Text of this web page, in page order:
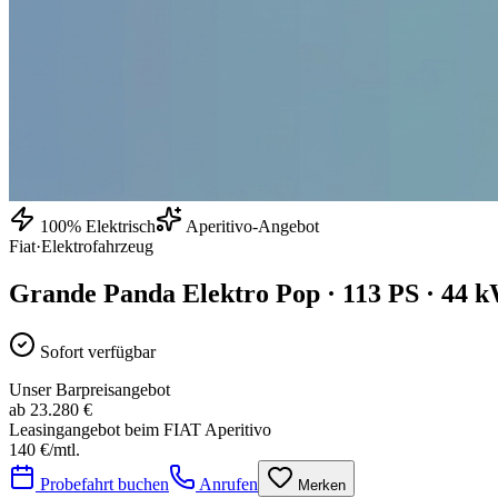
100% Elektrisch
Aperitivo-Angebot
Fiat·Elektrofahrzeug
Grande Panda Elektro Pop · 113 PS · 44
Sofort verfügbar
Unser Barpreisangebot
ab 23.280 €
Leasingangebot beim FIAT Aperitivo
140 €/mtl.
Probefahrt buchen
Anrufen Merken